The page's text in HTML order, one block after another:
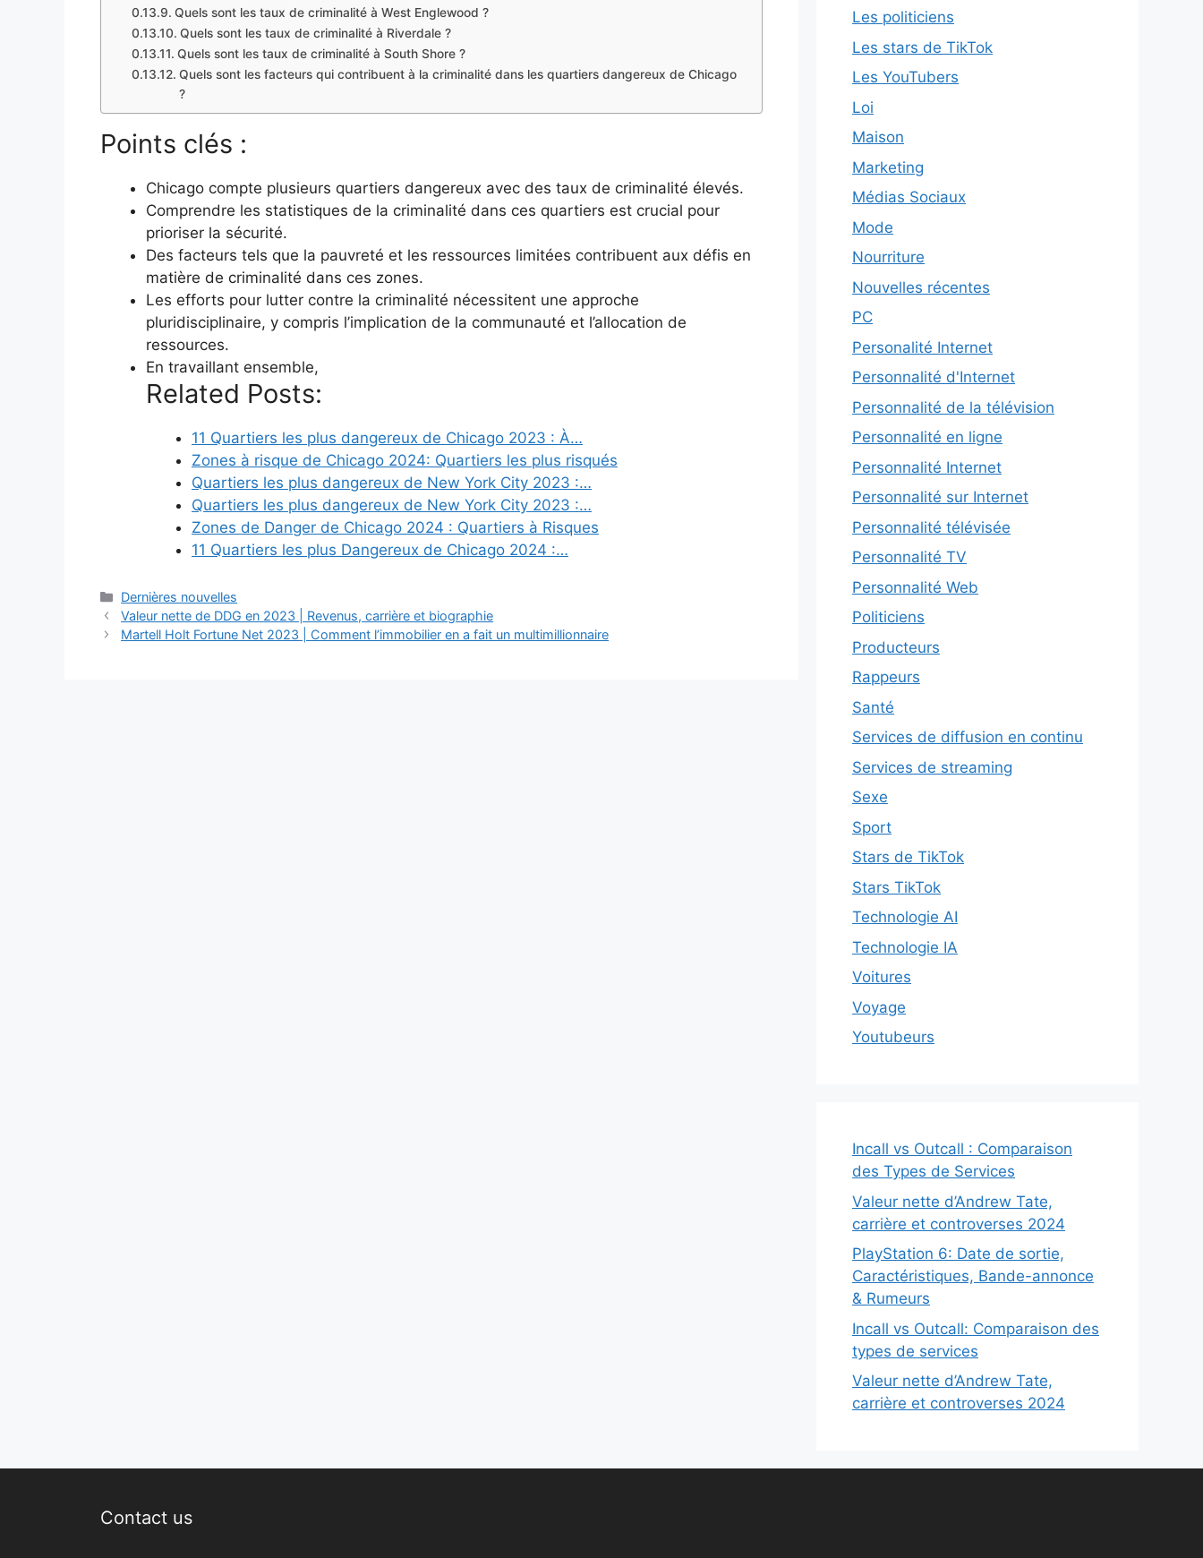
Quels sont les taux de criminalité à West Englewood ?
Quels sont les taux de criminalité à Riverdale ?
Quels sont les taux de criminalité à South Shore ?
Quels sont les facteurs qui contribuent à la criminalité dans les quartiers dangereux de Chicago
?
Points clés :
Chicago compte plusieurs quartiers dangereux avec des taux de criminalité élevés.
Comprendre les statistiques de la criminalité dans ces quartiers est crucial pour
prioriser la sécurité.
Des facteurs tels que la pauvreté et les ressources limitées contribuent aux défis en
matière de criminalité dans ces zones.
Les efforts pour lutter contre la criminalité nécessitent une approche
pluridisciplinaire, y compris l’implication de la communauté et l’allocation de
ressources.
En travaillant ensemble,
Related Posts:
11 Quartiers les plus dangereux de Chicago 2023 : À…
Zones à risque de Chicago 2024: Quartiers les plus risqués
Quartiers les plus dangereux de New York City 2023 :…
Quartiers les plus dangereux de New York City 2023 :…
Zones de Danger de Chicago 2024 : Quartiers à Risques
11 Quartiers les plus Dangereux de Chicago 2024 :…
Categories
Dernières nouvelles
Valeur nette de DDG en 2023 | Revenus, carrière et biographie
Martell Holt Fortune Net 2023 | Comment l’immobilier en a fait un multimillionnaire
Les politiciens
Les stars de TikTok
Les YouTubers
Loi
Maison
Marketing
Médias Sociaux
Mode
Nourriture
Nouvelles récentes
PC
Personalité Internet
Personnalité d'Internet
Personnalité de la télévision
Personnalité en ligne
Personnalité Internet
Personnalité sur Internet
Personnalité télévisée
Personnalité TV
Personnalité Web
Politiciens
Producteurs
Rappeurs
Santé
Services de diffusion en continu
Services de streaming
Sexe
Sport
Stars de TikTok
Stars TikTok
Technologie AI
Technologie IA
Voitures
Voyage
Youtubeurs
Incall vs Outcall : Comparaison
des Types de Services
Valeur nette d’Andrew Tate,
carrière et controverses 2024
PlayStation 6: Date de sortie,
Caractéristiques, Bande-annonce
& Rumeurs
Incall vs Outcall: Comparaison des
types de services
Valeur nette d’Andrew Tate,
carrière et controverses 2024
Contact us